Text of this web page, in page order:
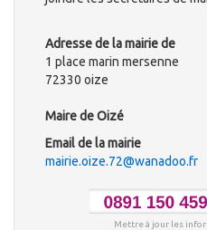
Adresse de la mairie de
1 place marin mersenne
72330 oize
Maire de Oizé
Email de la mairie
mairie.oize.72@wanadoo.fr
Mettre à jour les